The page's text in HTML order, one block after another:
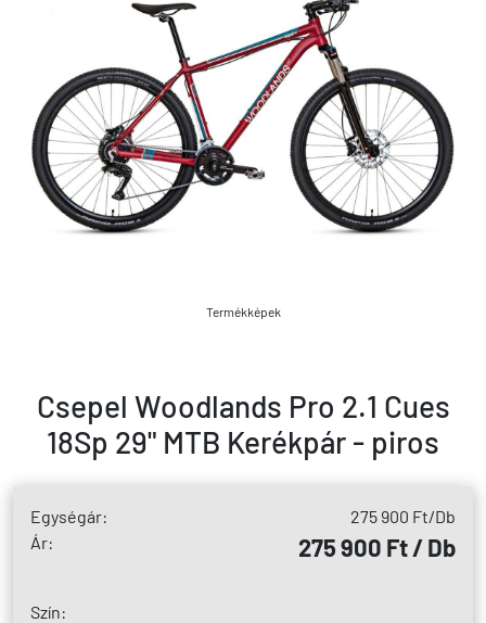
Termékképek
Csepel Woodlands Pro 2.1 Cues
18Sp 29" MTB Kerékpár - piros
Egységár: 275 900 Ft/Db
Ár:
275 900 Ft / Db
Szín: